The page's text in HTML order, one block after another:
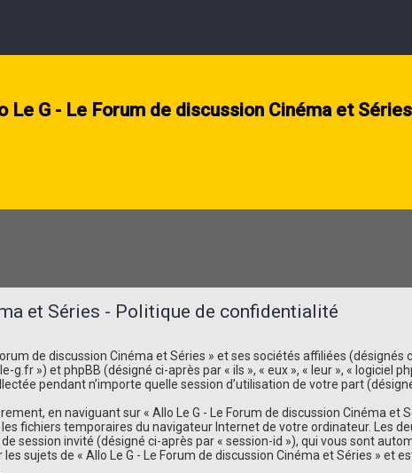
Le G - Le Forum de discussion Cinéma et Séries
et Séries - Politique de confidentialité
de discussion Cinéma et Séries » et ses sociétés affiliées (désignés
») et phpBB (désigné ci-après par « ils », « eux », « leur », « logiciel
pendant n’importe quelle session d’utilisation de votre part
en naviguant sur « Allo Le G - Le Forum de discussion Cinéma et
fichiers temporaires du navigateur Internet de votre ordinateur. Les
session invité (désigné ci-après par « session-id »), qui vous sont
sujets de « Allo Le G - Le Forum de discussion Cinéma et Séries » et